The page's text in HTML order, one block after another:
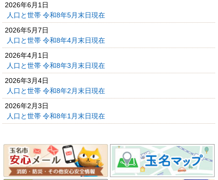
2026年6月1日
人口と世帯 令和8年5月末日現在
2026年5月7日
人口と世帯 令和8年4月末日現在
2026年4月1日
人口と世帯 令和8年3月末日現在
2026年3月4日
人口と世帯 令和8年2月末日現在
2026年2月3日
人口と世帯 令和8年1月末日現在